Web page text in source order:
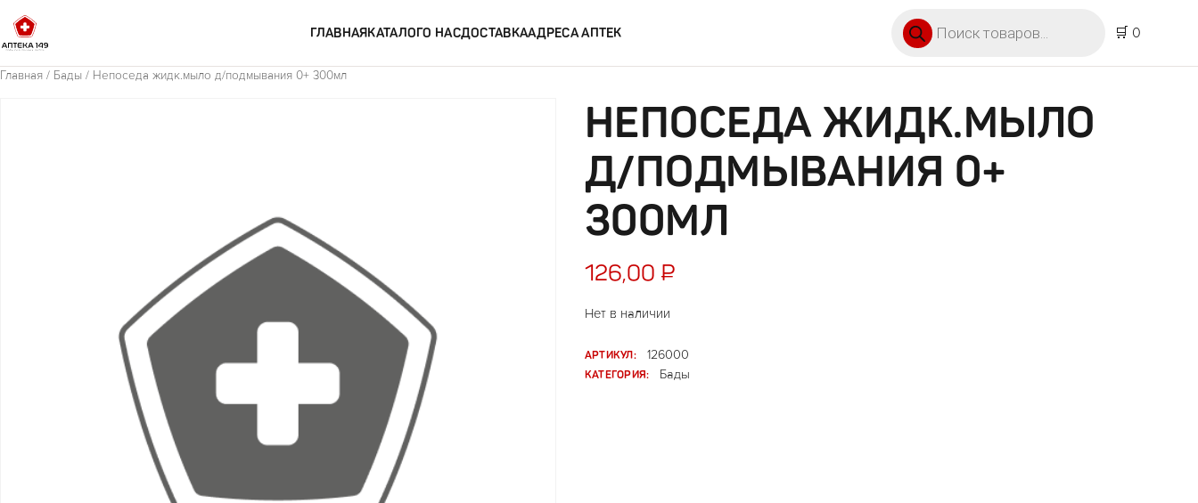
ГЛАВНАЯКАТАЛОГО НАСДОСТАВКААДРЕСА АПТЕК
🛒 0
Главная / Бады / Непоседа жидк.мыло д/подмывания 0+ 300мл
НЕПОСЕДА ЖИДК.МЫЛО
Д/ПОДМЫВАНИЯ 0+
300МЛ
126,00 ₽
Нет в наличии
АРТИКУЛ:
126000
КАТЕГОРИЯ:
Бады